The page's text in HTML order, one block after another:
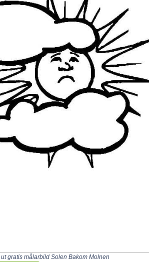
ut gratis målarbild Solen Bakom Molnen